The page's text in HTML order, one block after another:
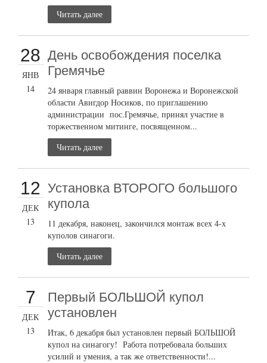
Читать далее
28
ЯНВ
14
День освобождения поселка
Гремячье
24 января главный раввин Воронежа и Воронежской
области Авигдор Носиков, по приглашению
администрации пос.Гремячье, принял участие в
торжественном митинге, посвященном...
Читать далее
12
ДЕК
13
Установка ВТОРОГО большого
купола
11 декабря, наконец, закончился монтаж всех 4-х
куполов синагоги.
Читать далее
7
ДЕК
13
Первый БОЛЬШОЙ купол
установлен
Итак, 6 декабря был установлен первый БОЛЬШОЙ
купол на синагогу! Работа потребовала больших
усилий и умения, а так же ответственности!...